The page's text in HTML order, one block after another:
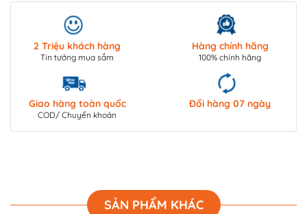
2 Triệu khách hàng
Tin tưởng mua sắm
Hàng chính hãng
100% chính hãng
Giao hàng toàn quốc
COD/ Chuyển khoản
Đổi hàng 07 ngày
SẢN PHẨM KHÁC